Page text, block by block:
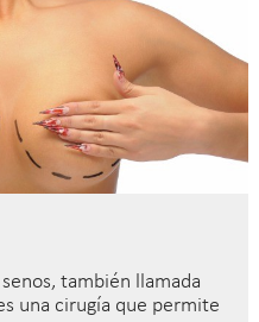
también llamada
una cirugía que permite